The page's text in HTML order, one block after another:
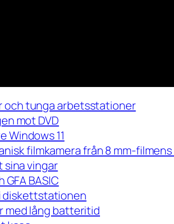
och tunga arbetsstationer
mot DVD
Windows 11
filmkamera från 8 mm-
sina vingar
BASIC
diskettstationen
med lång batteritid